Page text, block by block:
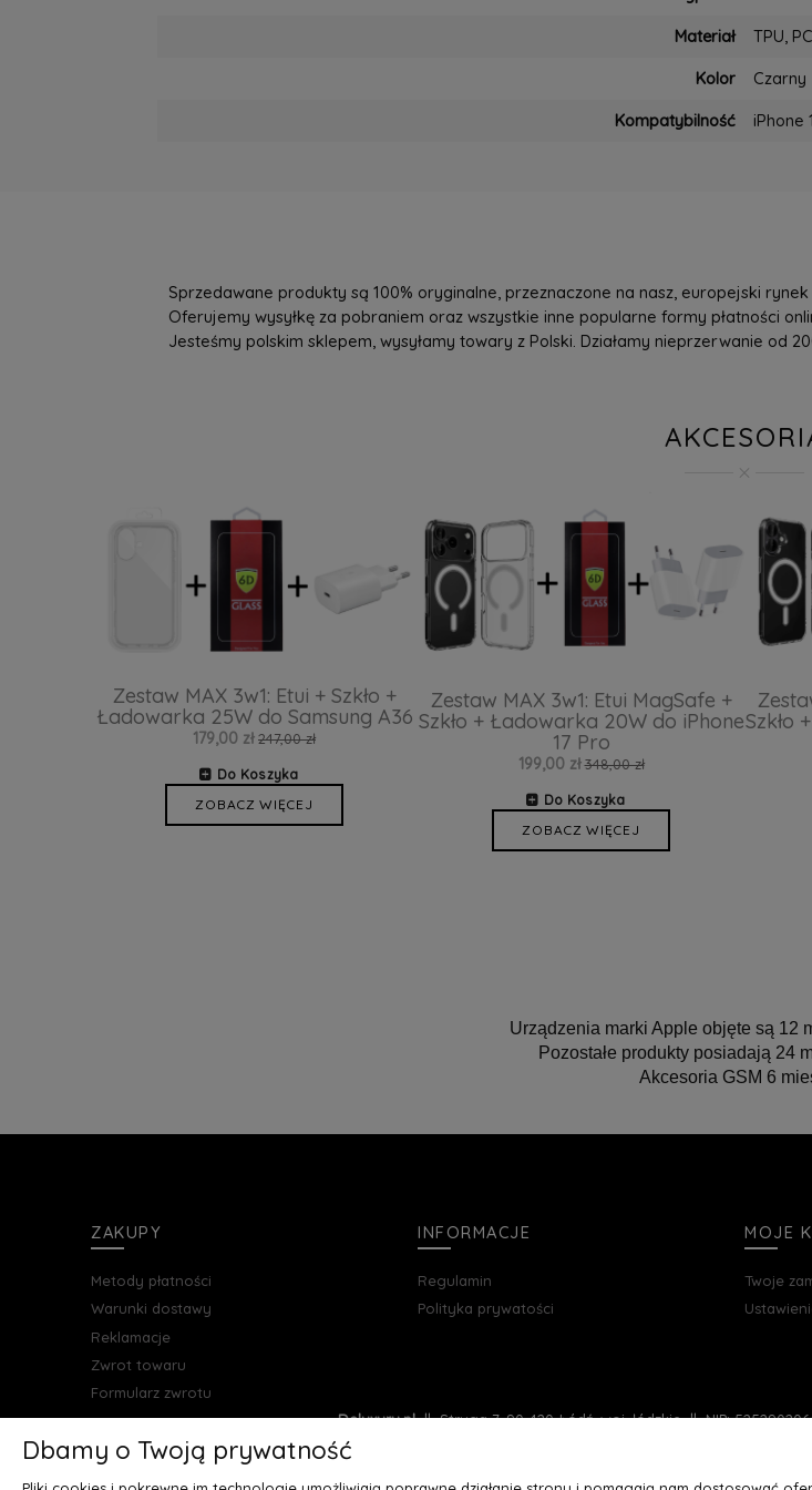
Materiał
TPU, PC
Kolor
Czarny
Kompatybilność
iPhone
Sprzedawane produkty są 100% oryginalne, przeznaczone na nasz, europejski
Oferujemy wysyłkę za pobraniem oraz wszystkie inne popularne formy płatności
Jesteśmy polskim sklepem, wysyłamy towary z Polski. Działamy nieprzerwanie od
Zestaw MAX 3w1: Etui + Szkło +
Ładowarka 25W do Samsung A36
179,00 zł 247,00 zł
Do Koszyka
ZOBACZ WIĘCEJ
Zestaw MAX 3w1: Etui MagSafe +
Szkło + Ładowarka 20W do iPhone
17 Pro
199,00 zł 348,00 zł
Do Koszyka
ZOBACZ WIĘCEJ
Szkło
Urządzenia marki Apple objęte są 12
Pozostałe produkty posiadają 24
Akcesoria GSM 6
ZAKUPY
Metody płatności
Warunki dostawy
Reklamacje
Zwrot towaru
Formularz zwrotu
INFORMACJE
Regulamin
Polityka prywatości
MOJE
Twoje
Deluxury.pl|| Struga 7, 90-420 Łódź, woj. łódzkie || NIP:
Dbamy o Twoją prywatność